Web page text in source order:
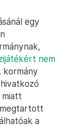
egy
nem
kormány
a